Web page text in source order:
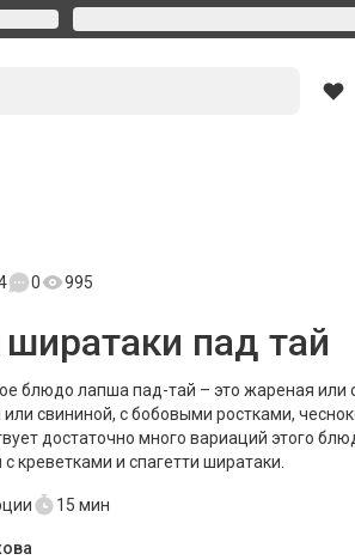
0 995
ширатаки пад тай
блюдо лапша пад-тай – это жареная или
или свининой, с бобовыми ростками,
достаточно много вариаций этого
креветками и спагетти ширатаки.
15 мин